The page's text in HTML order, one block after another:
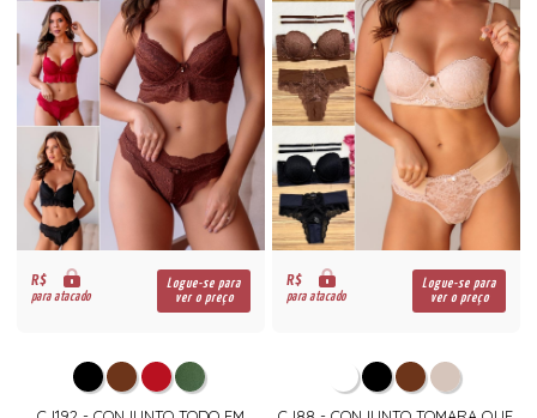
R$
para atacado
Logue-se para
ver o preço
R$
para atacado
Logue-se para
ver o preço